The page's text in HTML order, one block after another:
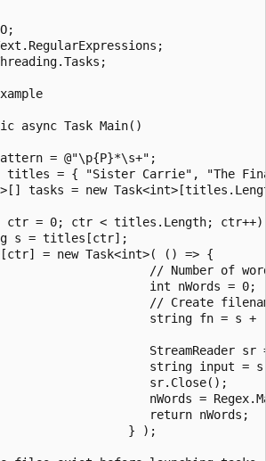
async Task Main()
= @"\p{P}*\s+";
titles = { "Sister Carrie", "The
tasks = new
ctr = 0; ctr < titles.Length; ctr++)
s = titles[ctr];
= new Task<int>( () => {
// Number of
int nWords = 0;
// Create
string fn = s +
StreamReader sr
string input =
sr.Close();
nWords =
return nWords;
} );